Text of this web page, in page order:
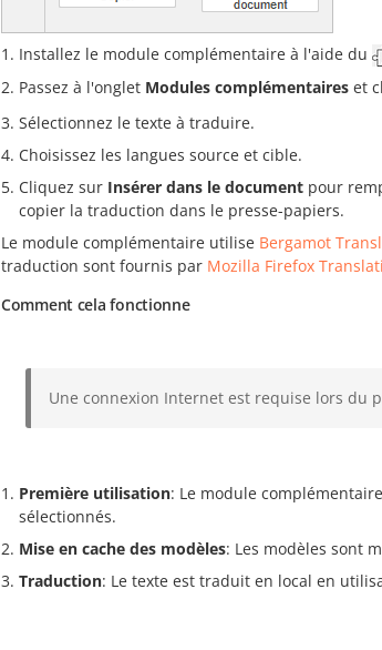
Installez le module complémentaire à l'aide du
Passez à l'onglet Modules complémentaires et
Sélectionnez le texte à traduire.
Choisissez les langues source et cible.
Cliquez sur Insérer dans le document pour
copier la traduction dans le presse-papiers.
Le module complémentaire utilise Bergamot
traduction sont fournis par Mozilla Firefox
Comment cela fonctionne
Une connexion Internet est requise lors du
Première utilisation: Le module
sélectionnés.
Mise en cache des modèles: Les modèles sont
Traduction: Le texte est traduit en local en